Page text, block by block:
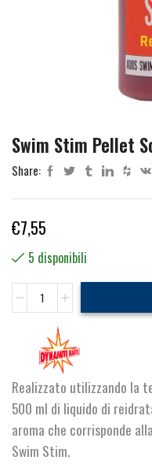
Swim Stim Pellet
Share:
€7,55
5 disponibili
Stim
Krill
quantità
Realizzato utilizzando la
500 ml di liquido di
aroma che corrisponde
Swim Stim.